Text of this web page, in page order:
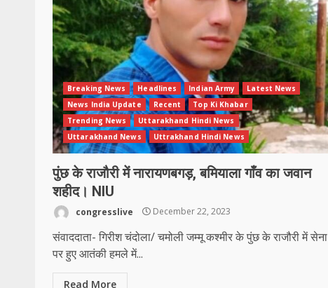
Breaking News Headlines Indian Army
Latest News
News India Update
Recent
Top Ki Khabar
Trending News
Uttarakhand Hindi News
Uttarakhand News
Uttrakhand Hindi News
पुंछ के राजौरी में नारायणबगड़, बमियाला गाँव का जवान
शहीद। NIU
congresslive December 22, 2023
संवाददाता- गिरीश चंदोला/ चमोली जम्मू कश्मीर के पुंछ के राजौरी में सेना
पर हुए आतंकी हमले में...
Read More